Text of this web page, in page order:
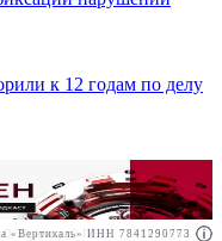
ИНН: 7708095468
к 12 годам по делу
«Вертикаль» ИНН 7841290773